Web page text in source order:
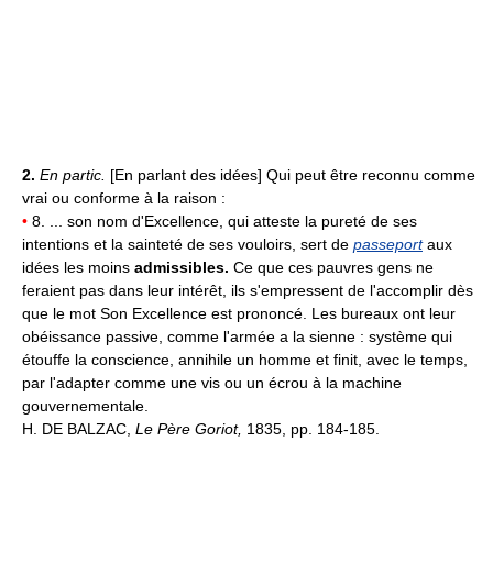
2. En partic. [En parlant des idées] Qui peut être reconnu comme
vrai ou conforme à la raison :
• 8. ... son nom d'Excellence, qui atteste la pureté de ses
intentions et la sainteté de ses vouloirs, sert de passeportaux
idées les moins admissibles. Ce que ces pauvres gens ne
feraient pas dans leur intérêt, ils s'empressent de l'accomplir dès
que le mot Son Excellence est prononcé. Les bureaux ont leur
obéissance passive, comme l'armée a la sienne : système qui
étouffe la conscience, annihile un homme et finit, avec le temps,
par l'adapter comme une vis ou un écrou à la machine
gouvernementale.
H. DE BALZAC, Le Père Goriot, 1835, pp. 184-185.